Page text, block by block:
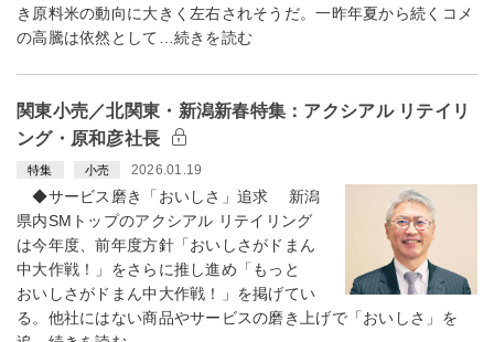
き原料米の動向に大きく左右されそうだ。一昨年夏から続くコメ
の高騰は依然として…続きを読む
関東小売／北関東・新潟新春特集：アクシアル リテイリ
ング・原和彦社長
特集 小売 2026.01.19
◆サービス磨き「おいしさ」追求 新潟
県内SMトップのアクシアル リテイリング
は今年度、前年度方針「おいしさがドまん
中大作戦！」をさらに推し進め「もっと
おいしさがドまん中大作戦！」を掲げてい
る。他社にはない商品やサービスの磨き上げで「おいしさ」を